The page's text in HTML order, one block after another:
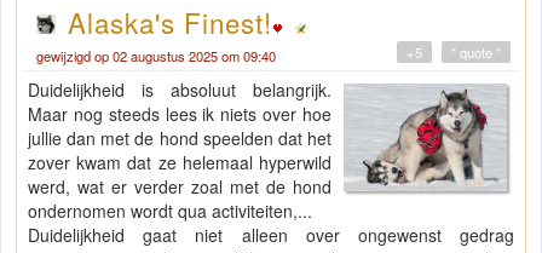
Alaska's Finest!
gewijzigd op 02 augustus 2025 om 09:40 " quote "
+5
Duidelijkheid is absoluut belangrijk.
Maar nog steeds lees ik niets over hoe
jullie dan met de hond speelden dat het
zover kwam dat ze helemaal hyperwild
werd, wat er verder zoal met de hond
ondernomen wordt qua activiteiten,...
Duidelijkheid gaat niet alleen over ongewenst gedrag